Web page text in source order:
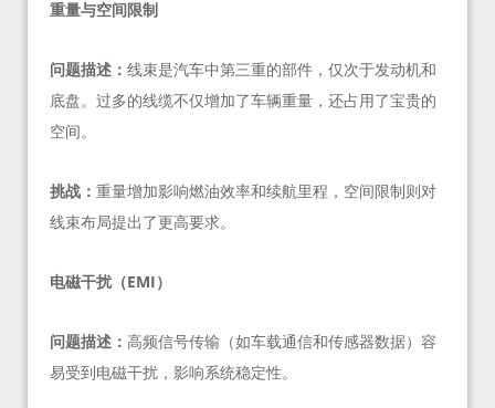
重量与空间限制
问题描述： 线束是汽车中第三重的部件，仅次于发动机和
底盘。过多的线缆不仅增加了车辆重量，还占用了宝贵的
空间。
挑战： 重量增加影响燃油效率和续航里程，空间限制则对
线束布局提出了更高要求。
电磁干扰（EMI）
问题描述： 高频信号传输（如车载通信和传感器数据）容
易受到电磁干扰，影响系统稳定性。